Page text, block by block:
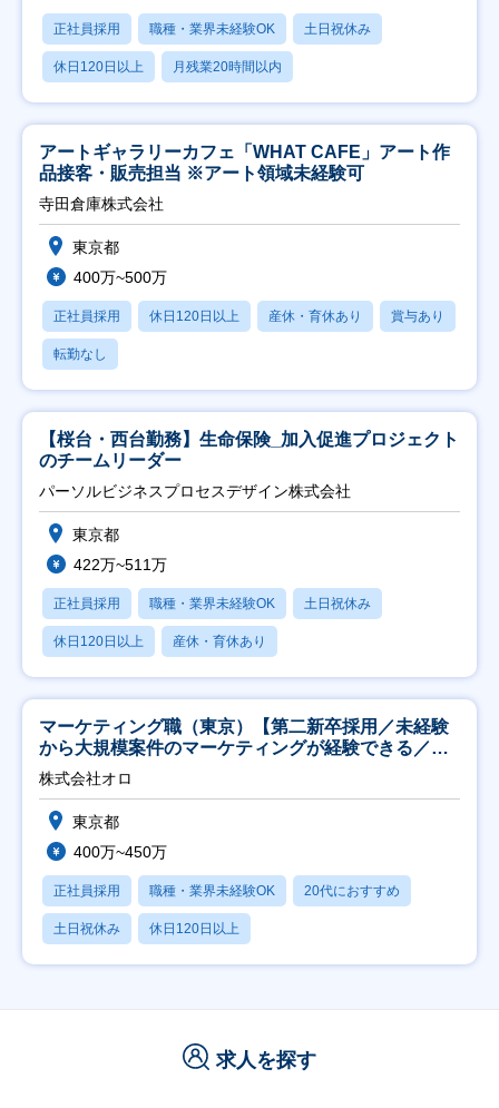
正社員採用 職種・業界未経験OK 土日祝休み
休日120日以上 月残業20時間以内
アートギャラリーカフェ「WHAT CAFE」アート作
品接客・販売担当 ※アート領域未経験可
寺田倉庫株式会社
東京都
400万~500万
正社員採用 休日120日以上 産休・育休あり 賞与あり
転勤なし
【桜台・西台勤務】生命保険_加入促進プロジェクト
のチームリーダー
パーソルビジネスプロセスデザイン株式会社
東京都
422万~511万
正社員採用 職種・業界未経験OK 土日祝休み
休日120日以上 産休・育休あり
マーケティング職（東京）【第二新卒採用／未経験
から大規模案件のマーケティングが経験できる／研
修充実】
株式会社オロ
東京都
400万~450万
正社員採用 職種・業界未経験OK 20代におすすめ
土日祝休み 休日120日以上
求人を探す